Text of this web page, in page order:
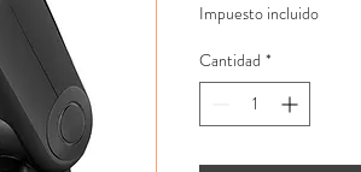
Impuesto incluido
Cantidad *